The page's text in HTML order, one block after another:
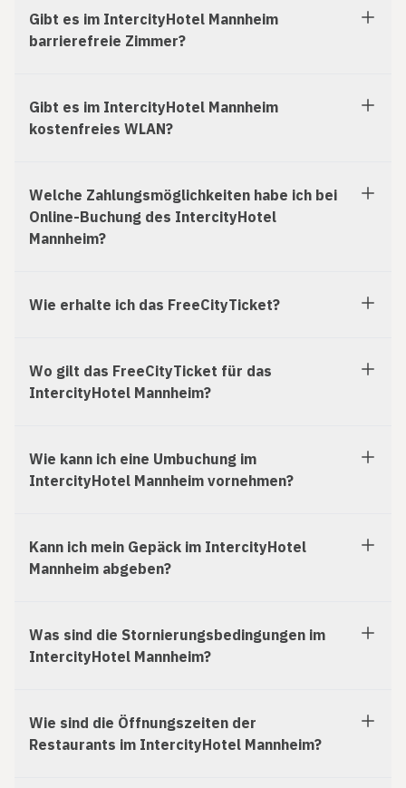
Gibt es im IntercityHotel Mannheim
barrierefreie Zimmer?
Gibt es im IntercityHotel Mannheim
kostenfreies WLAN?
Welche Zahlungsmöglichkeiten habe ich bei
Online-Buchung des IntercityHotel
Mannheim?
Wie erhalte ich das FreeCityTicket?
Wo gilt das FreeCityTicket für das
IntercityHotel Mannheim?
Wie kann ich eine Umbuchung im
IntercityHotel Mannheim vornehmen?
Kann ich mein Gepäck im IntercityHotel
Mannheim abgeben?
Was sind die Stornierungsbedingungen im
IntercityHotel Mannheim?
Wie sind die Öffnungszeiten der
Restaurants im IntercityHotel Mannheim?